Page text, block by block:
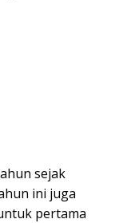
sejak
ini juga
pertama